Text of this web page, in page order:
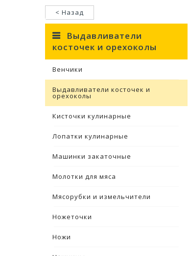
< Назад
Выдавливатели
косточек и орехоколы
Венчики
Выдавливатели косточек и
орехоколы
Кисточки кулинарные
Лопатки кулинарные
Машинки закаточные
Молотки для мяса
Мясорубки и измельчители
Ножеточки
Ножи